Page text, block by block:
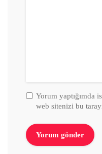
Yorum yaptığımda
web sitenizi bu